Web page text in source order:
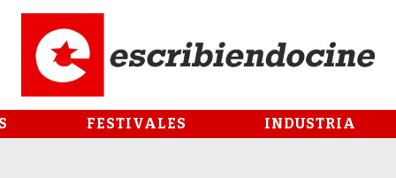
FESTIVALES INDUSTRIA